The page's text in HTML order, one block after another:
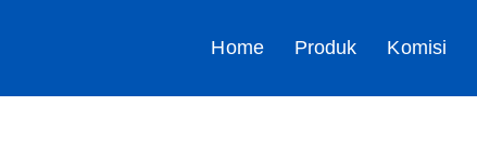
Home Produk Komisi